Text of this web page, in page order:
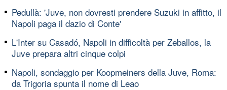
Pedullà: 'Juve, non dovresti prendere Suzuki in affitto, il
Napoli paga il dazio di Conte'
L'Inter su Casadó, Napoli in difficoltà per Zeballos, la
Juve prepara altri cinque colpi
Napoli, sondaggio per Koopmeiners della Juve, Roma:
da Trigoria spunta il nome di Leao